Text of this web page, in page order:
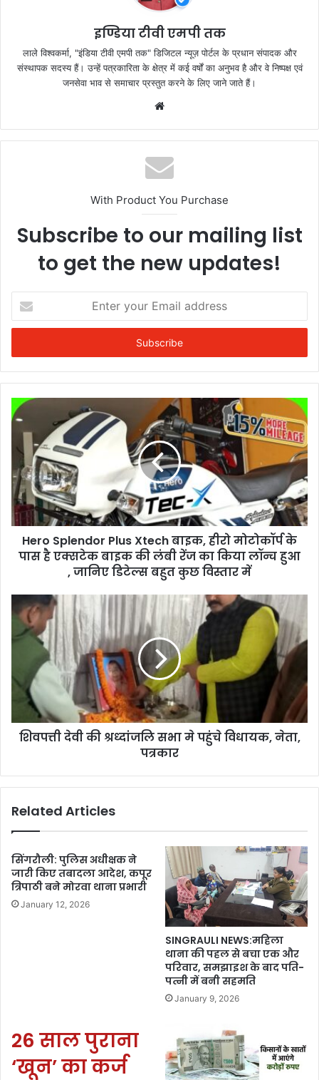
इण्डिया टीवी एमपी तक
लाले विश्वकर्मा, "इंडिया टीवी एमपी तक" डिजिटल न्यूज़ पोर्टल के प्रधान संपादक और
संस्थापक सदस्य हैं। उन्हें पत्रकारिता के क्षेत्र में कई वर्षों का अनुभव है और वे निष्पक्ष एवं
जनसेवा भाव से समाचार प्रस्तुत करने के लिए जाने जाते हैं।
With Product You Purchase
Subscribe to our mailing list
to get the new updates!
your
Email
Hero Splendor Plus Xtech बाइक, हीरो मोटोकॉर्प के
पास है एक्सटेक बाइक की लंबी रेंज का किया लॉन्च हुआ
, जानिए डिटेल्स बहुत कुछ विस्तार में
शिवपत्ती देवी की श्रध्दांजलि सभा मे पहुंचे विधायक, नेता,
पत्रकार
Related Articles
सिंगरौली: पुलिस अधीक्षक ने
जारी किए तबादला आदेश, कपूर
त्रिपाठी बने मोरवा थाना प्रभारी
January 12, 2026
SINGRAULI NEWS:महिला
थाना की पहल से बचा एक और
परिवार, समझाइश के बाद पति-
पत्नी में बनी सहमति
January 9, 2026
26 साल पुराना
‘खून’ का कर्ज